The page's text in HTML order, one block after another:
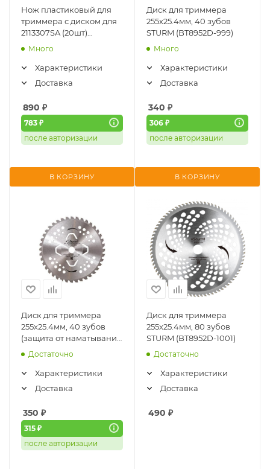
Нож пластиковый для
триммера с диском для
2113307SA (20шт)
GREENWORKS (2963507)
Много
Характеристики
Доставка
890 ₽
783 ₽
после авторизации
В КОРЗИНУ
Диск для триммера
255x25.4мм, 40 зубов
STURM (BT8952D-999)
Много
Характеристики
Доставка
340 ₽
306 ₽
после авторизации
В КОРЗИНУ
Диск для триммера
255x25.4мм, 40 зубов
(защита от наматывания
травы) STURM (BT8952D-
1006)
Достаточно
Характеристики
Доставка
350 ₽
315 ₽
после авторизации
Диск для триммера
255x25.4мм, 80 зубов
STURM (BT8952D-1001)
Достаточно
Характеристики
Доставка
490 ₽